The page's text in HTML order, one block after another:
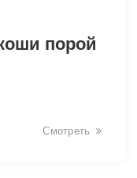
порой
Смотреть